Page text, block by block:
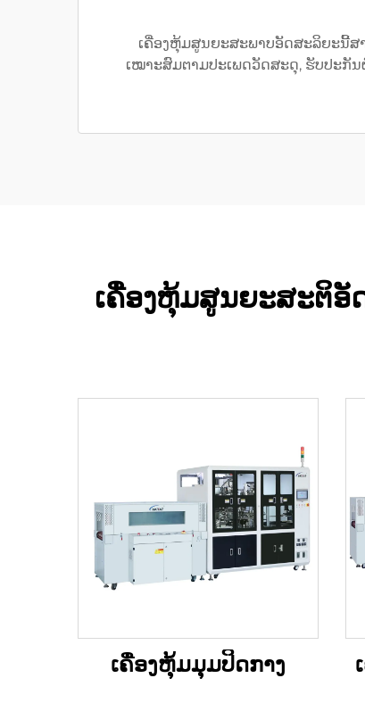
ເຄື່ອງຫຸ້ມສູນຍະສະພາບອັດສະລິຍະນີ້ສ
ເໝາະສົມຕາມປະເພດວັດສະດຸ, ຮັບປະກັ
ເຄື່ອງຫຸ້ມສູນຍະສະຕິ
ເຄື່ອງຫຸ້ມມຸມປິດກາງ